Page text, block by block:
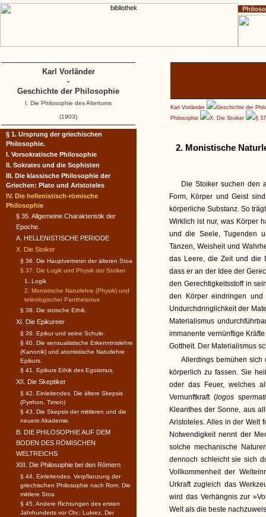
Karl Vorländer
Geschichte der
Philosophie
X. Die Stoiker §
2. Monistische
Die Stoiker suchen den
Form, Körper und Geist
körperliche Substanz. So
Wirklich ist nur, was Körper
und die Seele, Tugenden
Tanzen, Weisheit und
das Leere, die Zeit und die
dass er an der Idee der
den Gerechtigkeitsstoff in
den Körper eindringen
Undurchdringlichkeit der
Materialismus
immanente vernünftige
Gottheit. Der Materialismus
Allerdings bemühen sich
körperlich zu fassen. Sie
oder das Feuer, welches
Vernunftkraft (logos
Kleanthes der Sonne, aus
Aristoteles. Alles in der Welt
Notwendigkeit nennt der
solche mechanische
dennoch schleicht sie sich
Vollkommenheit der
Urkraft zugleich das
wird das Verhängnis zur
Welt als die beste
§ 1. Ursprung der griechischen
Philosophie.
I. Vorsokratische Philosophie
II. Sokrates und die Sophisten
III. Die klassische Philosophie der
Griechen: Plato und Aristoteles
IV. Die hellenistisch-römische
Philosophie
§ 35. Allgemeine Charakteristik der
Epoche.
A. HELLENISTISCHE PERIODE
X. Die Stoiker
§ 36. Die Hauptvertreter der älteren Stoa
§ 37. Die Logik und Physik der Stoiker
1. Logik
2. Monistische Naturlehre (Physik) und
teleologischer Pantheismus
§ 38. Die stoische Ethik.
XI. Die Epikureer
§ 39. Epikur und seine Schule.
§ 40. Die sensualistische Erkenntnislehre
(Kanonik) und atomistische Naturlehre
Epikurs.
§ 41. Epikurs Ethik des Egoismus.
XII. Die Skeptiker
§ 42. Einleitendes. Die ältere Skepsis
(Pyrrhon. Timon)
§ 43. Die Skepsis der mittleren und die
neuere Akademie.
B. DIE PHILOSOPHIE AUF DEM
BODEN DES RÖMISCHEN
WELTREICHS
XIII. Die Philosophie bei den Römern
§ 44. Einleitendes. Verpflanzung der
griechischen Philosophie nach Rom. Die
mittlere Stoa
§ 45. Andere Richtungen des ersten
Jahrhunderts vor Chr.: Lukrez. Der
Karl Vorländer
-
Geschichte der Philosophie
I. Die Philosophie des Altertums
(1903)